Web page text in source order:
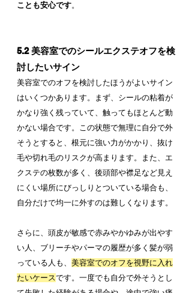
ことも安心です。
5.2 美容室でのシールエクステオフを検
討したいサイン
美容室でのオフを検討したほうがよいサイン
はいくつかあります。まず、シールの粘着が
かなり強く残っていて、触ってもほとんど動
かない場合です。この状態で無理に自分で外
そうとすると、根元に強い力がかかり、抜け
毛や切れ毛のリスクが高まります。また、エ
クステの枚数が多く、後頭部や襟足など見え
にくい場所にびっしりとついている場合も、
自分だけで均一に外すのは難しくなります。
さらに、頭皮が敏感で赤みやかゆみが出やす
い人、ブリーチやパーマの履歴が多く髪が弱
っている人も、 美容室でのオフを視野に入れ
たいケースです。一度でも自分で外そうとし